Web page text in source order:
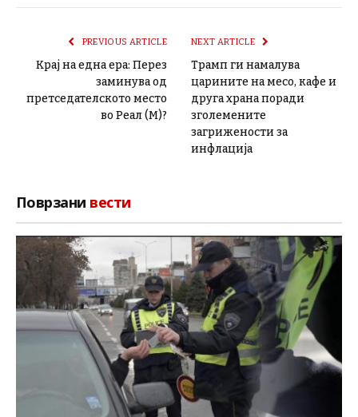
PREVIOUS ARTICLE
Крај на една ера: Перез
заминува од
претседателското место
во Реал (М)?
NEXT ARTICLE
Трамп ги намалува
царините на месо, кафе и
друга храна поради
зголемените
загрижености за
инфлација
Поврзани вести